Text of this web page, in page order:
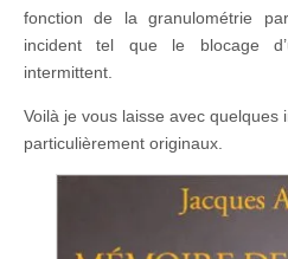
fonction de la granulométrie
incident tel que le blocage
intermittent.
Voilà je vous laisse avec quelques
particulièrement originaux.